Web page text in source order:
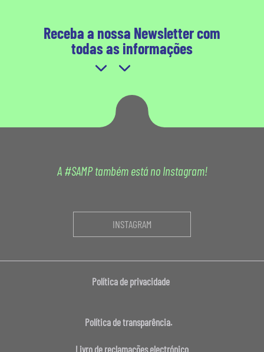
Receba a nossa Newsletter com
todas as informações
A #SAMP também está no Instagram!
INSTAGRAM
Política de privacidade
Política de transparência.
Livro de reclamações electrónico